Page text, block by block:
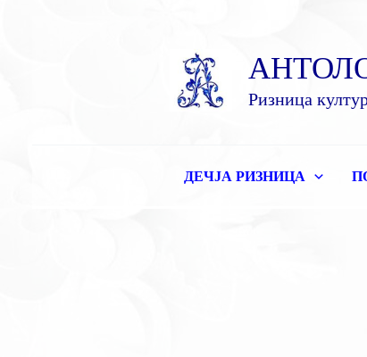
Ризница
ДЕЧЈА РИЗНИЦА